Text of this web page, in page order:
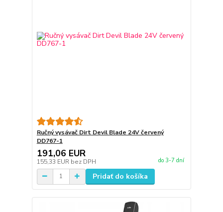
Ručný vysávač Dirt Devil Blade 24V červený
DD767-1
191,06 EUR
155,33 EUR bez DPH do 3-7 dní
Pridať do košíka